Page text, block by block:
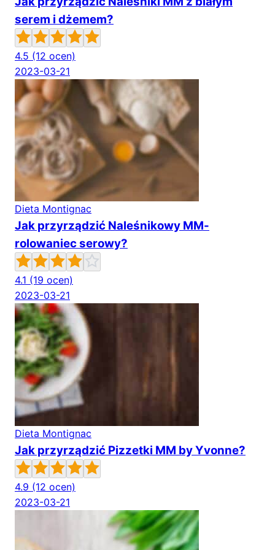
serem i dżemem?
4.5 (12 ocen)
2023-03-21
Dieta Montignac
Jak przyrządzić Naleśnikowy MM-
rolowaniec serowy?
4.1 (19 ocen)
2023-03-21
Dieta Montignac
Jak przyrządzić Pizzetki MM by Yvonne?
4.9 (12 ocen)
2023-03-21